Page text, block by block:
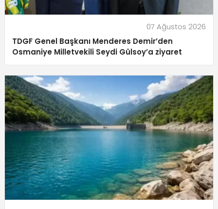
07 Ağustos 2026
TDGF Genel Başkanı Menderes Demir’den
Osmaniye Milletvekili Seydi Gülsoy’a ziyaret